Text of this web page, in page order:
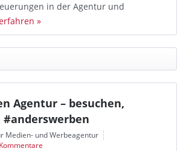
in der Agentur und
»
Agentur – besuchen,
Medien- und Werbeagentur